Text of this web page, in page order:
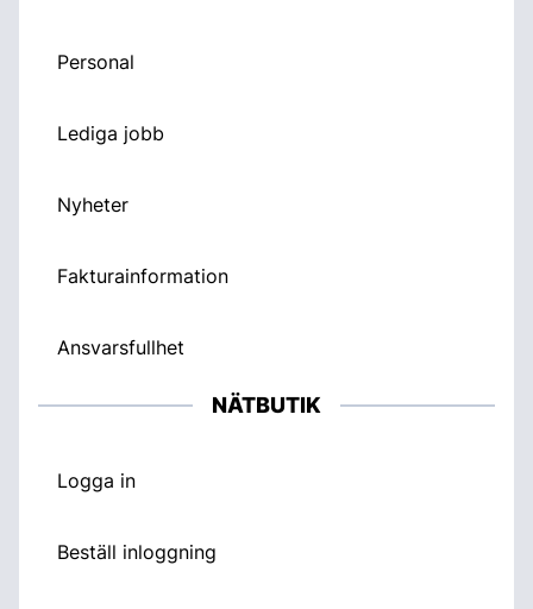
Personal
Lediga jobb
Nyheter
Fakturainformation
Ansvarsfullhet
NÄTBUTIK
Logga in
Beställ inloggning